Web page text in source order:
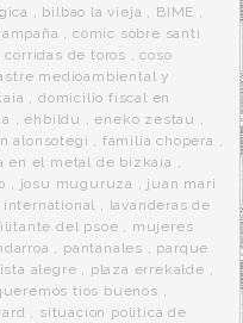
, bilbao la vieja , BIME ,
,comic sobre santi
corridas de toros ,coso
medioambiental y
,domicilio fiscal en
,ehbildu ,eneko zestau ,
alonsotegi , familia chopera ,
en el metal de bizkaia ,
, josu muguruza , juan mari
, lavanderas de
del psoe , mujeres
, pantanales , parque
alegre , plaza errekalde ,
tios buenos ,
, situacion politica de